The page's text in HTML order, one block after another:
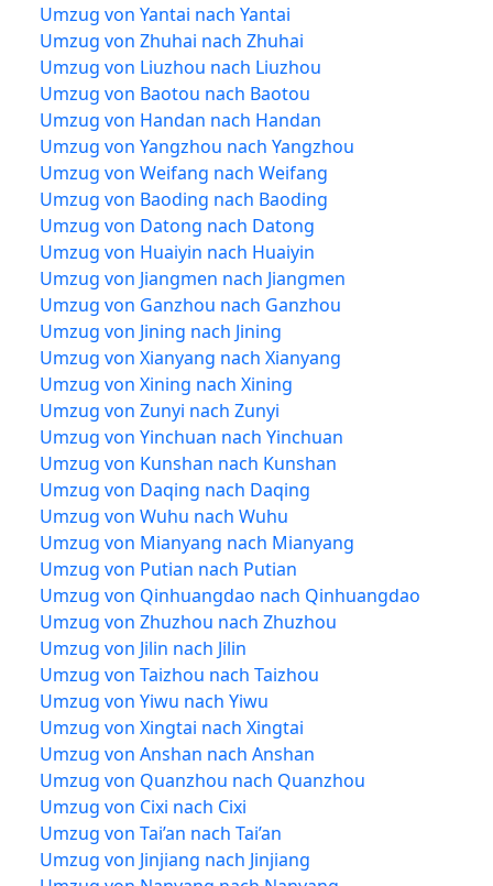
Umzug von Yantai nach Yantai
Umzug von Zhuhai nach Zhuhai
Umzug von Liuzhou nach Liuzhou
Umzug von Baotou nach Baotou
Umzug von Handan nach Handan
Umzug von Yangzhou nach Yangzhou
Umzug von Weifang nach Weifang
Umzug von Baoding nach Baoding
Umzug von Datong nach Datong
Umzug von Huaiyin nach Huaiyin
Umzug von Jiangmen nach Jiangmen
Umzug von Ganzhou nach Ganzhou
Umzug von Jining nach Jining
Umzug von Xianyang nach Xianyang
Umzug von Xining nach Xining
Umzug von Zunyi nach Zunyi
Umzug von Yinchuan nach Yinchuan
Umzug von Kunshan nach Kunshan
Umzug von Daqing nach Daqing
Umzug von Wuhu nach Wuhu
Umzug von Mianyang nach Mianyang
Umzug von Putian nach Putian
Umzug von Qinhuangdao nach Qinhuangdao
Umzug von Zhuzhou nach Zhuzhou
Umzug von Jilin nach Jilin
Umzug von Taizhou nach Taizhou
Umzug von Yiwu nach Yiwu
Umzug von Xingtai nach Xingtai
Umzug von Anshan nach Anshan
Umzug von Quanzhou nach Quanzhou
Umzug von Cixi nach Cixi
Umzug von Tai’an nach Tai’an
Umzug von Jinjiang nach Jinjiang